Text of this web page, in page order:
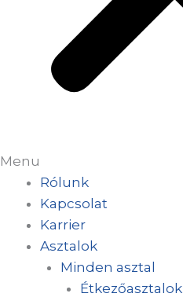
Menu
Rólunk
Kapcsolat
Karrier
Asztalok
Minden asztal
Étkezőasztalok